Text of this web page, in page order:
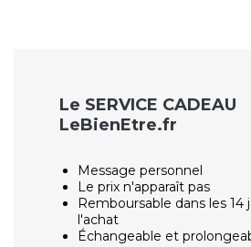
Le SERVICE CADEAU
LeBienEtre.fr
Message personnel
Le prix n'apparaît pas
Remboursable dans les 14
l'achat
Échangeable et